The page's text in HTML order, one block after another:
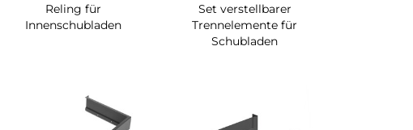
Reling für
Innenschubladen
Set verstellbarer
Trennelemente für
Schubladen